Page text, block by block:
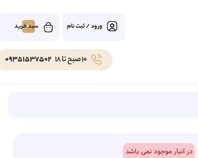
ورود / ثبت نام 0
10 صبح تا 18 09351537502
در انبار موجود نمی باشد